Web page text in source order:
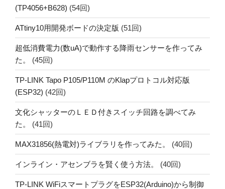
(TP4056+B628) (54回)
ATtiny10用開発ボードの決定版 (51回)
超低消費電力(数uA)で動作する降雨センサーを作ってみ
た。
(45回)
TP-LINK Tapo P105/P110M のKlapプロトコル対応版
(ESP32) (42回)
文化シャッターのＬＥＤ付きスイッチ回路を調べてみ
た。
(41回)
MAX31856(熱電対)ライブラリを作ってみた。 (40回)
インライン・アセンブラを賢く使う方法。 (40回)
TP-LINK WiFiスマートプラグをESP32(Arduino)から制御